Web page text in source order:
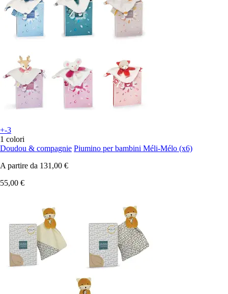
+-3
1 colori
Doudou & compagnie Piumino per bambini Méli-Mélo (x6)
A partire da 131,00 €
55,00 €